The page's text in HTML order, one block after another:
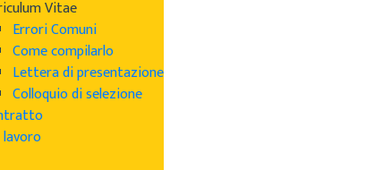
Vitae
Errori Comuni
Come compilarlo
Lettera di presentazione
Colloquio di selezione